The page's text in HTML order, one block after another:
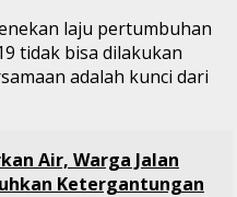
laju pertumbuhan
tidak bisa dilakukan
adalah kunci dari
Air, Warga Jalan
Ketergantungan